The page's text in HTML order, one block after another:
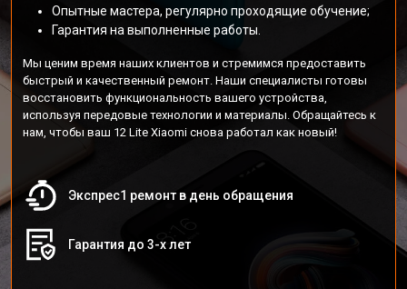
Опытные мастера, регулярно проходящие обучение;
Гарантия на выполненные работы.
Мы ценим время наших клиентов и стремимся предоставить
быстрый и качественный ремонт. Наши специалисты готовы
восстановить функциональность вашего устройства,
используя передовые технологии и материалы. Обращайтесь к
нам, чтобы ваш 12 Lite Xiaomi снова работал как новый!
Экспрес1 ремонт в день обращения
Гарантия до 3-х лет